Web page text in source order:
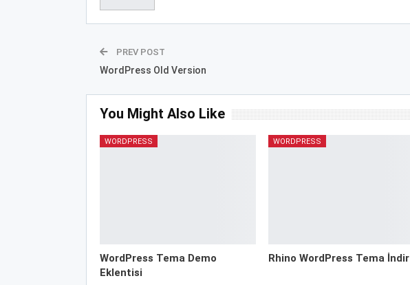
PREV POST
WordPress Old Version
You Might Also Like
WORDPRESS
WordPress Tema Demo
Eklentisi
WORDPRESS
Rhino WordPress Tema İndir